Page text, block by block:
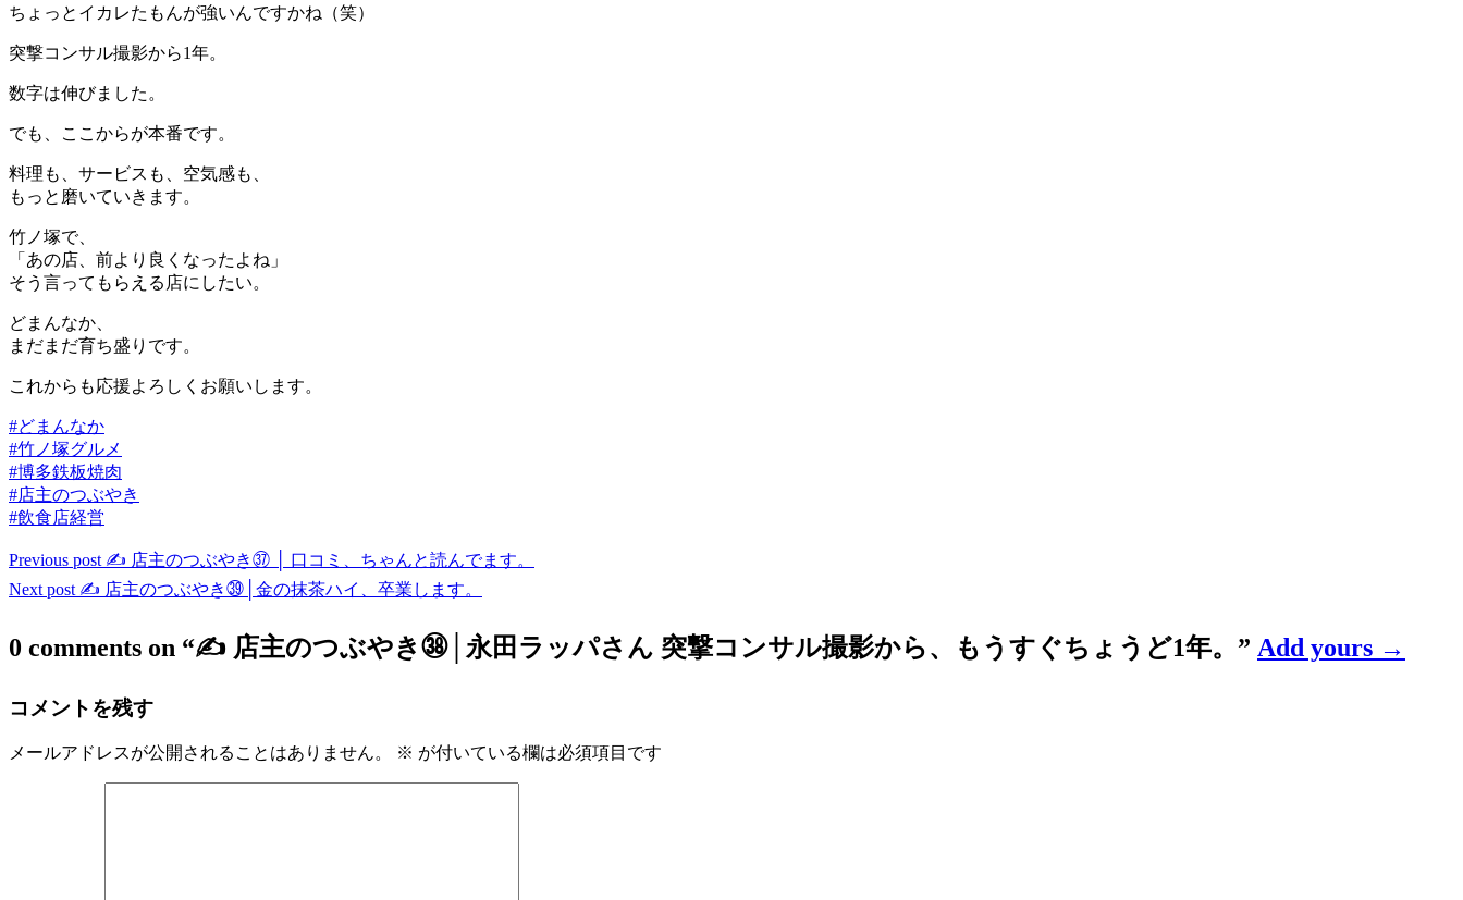
ちょっとイカレたもんが強いんですかね（笑）
突撃コンサル撮影から1年。
数字は伸びました。
でも、ここからが本番です。
料理も、サービスも、空気感も、
もっと磨いていきます。
竹ノ塚で、
「あの店、前より良くなったよね」
そう言ってもらえる店にしたい。
どまんなか、
まだまだ育ち盛りです。
これからも応援よろしくお願いします。
#どまんなか
#竹ノ塚グルメ
#博多鉄板焼肉
#店主のつぶやき
#飲食店経営
投
稿
ナ
ゲ
Previous post ✍️ 店主のつぶやき㊲ │ 口コミ、ちゃんと読んでます。
Next post ✍️ 店主のつぶやき㊴│金の抹茶ハイ、卒業します。
0 comments on “✍️ 店主のつぶやき㊳│永田ラッパさん 突撃コンサル撮影から、もうすぐちょうど1年。 ” Add yours →
コメントを残す
メールアドレスが公開されることはありません。 ※ が付いている欄は必須項目です